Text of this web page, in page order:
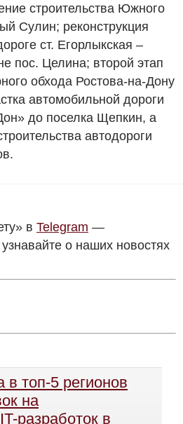
строительства Южного
Сулин; реконструкция
ст. Егорлыкская –
пос. Целина; второй этап
обхода Ростова-на-Дону
автомобильной дороги
до поселка Щепкин, а
автодороги
в Telegram —
о наших новостях
топ-5 регионов
на
разработок в